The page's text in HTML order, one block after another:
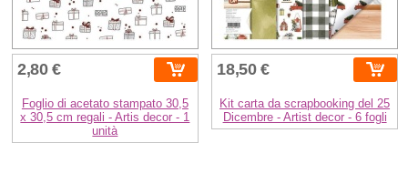
2,80 €
Foglio di acetato stampato 30,5
x 30,5 cm regali - Artis decor - 1
unità
18,50 €
Kit carta da scrapbooking del 25
Dicembre - Artist decor - 6 fogli